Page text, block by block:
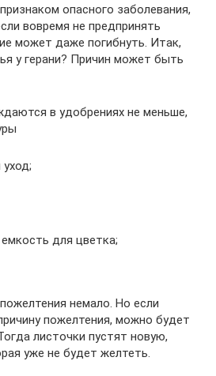
опасного заболевания,
вовремя не предпринять
может даже погибнуть. Итак,
у герани? Причин может быть
в удобрениях не меньше,
для цветка;
немало. Но если
пожелтения, можно будет
листочки пустят новую,
уже не будет желтеть.